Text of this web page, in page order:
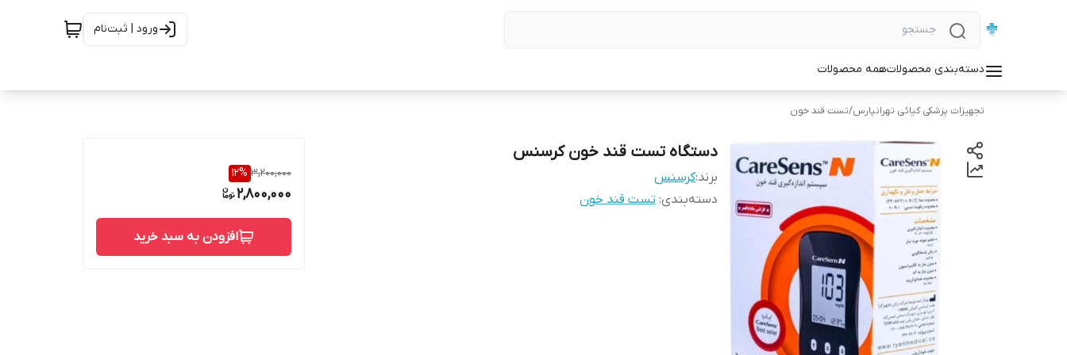
ورود | ثبت‌نام
دسته‌بندی محصولاتهمه محصولات
تجهیزات پزشکی کیائی تهرانپارس/تست قند خون
دستگاه تست قند خون کرسنس
برند:کرسنس
دسته‌بندی: تست قند خون
3,200,000
12%
2,800,000
افزودن به سبد خرید